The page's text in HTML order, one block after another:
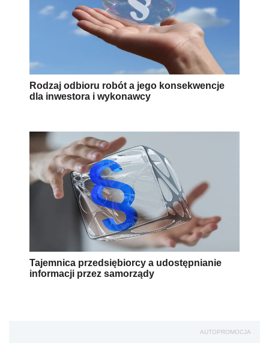
Rodzaj odbioru robót a jego konsekwencje
dla inwestora i wykonawcy
Tajemnica przedsiębiorcy a udostępnianie
informacji przez samorządy
AUTOPROMOCJA